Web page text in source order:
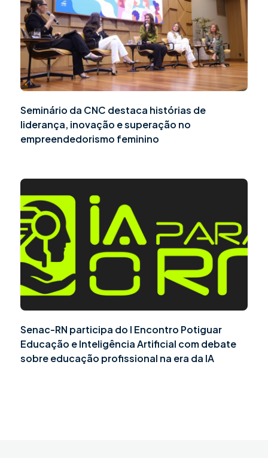
Seminário da CNC destaca histórias de
liderança, inovação e superação no
empreendedorismo feminino
Senac-RN participa do I Encontro Potiguar
Educação e Inteligência Artificial com debate
sobre educação profissional na era da IA